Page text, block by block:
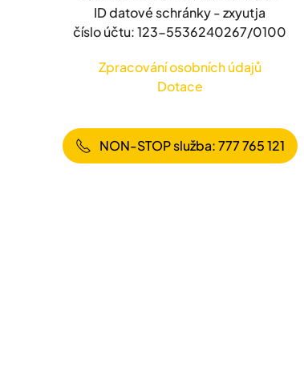
ID datové schránky - zxyutja
číslo účtu: 123-5536240267/0100
Zpracování osobních údajů
Dotace
NON-STOP služba: 777 765 121